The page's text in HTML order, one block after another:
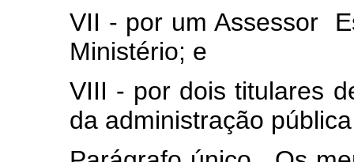
VII - por um Assessor
Ministério; e
VIII - por dois titulares
da administração